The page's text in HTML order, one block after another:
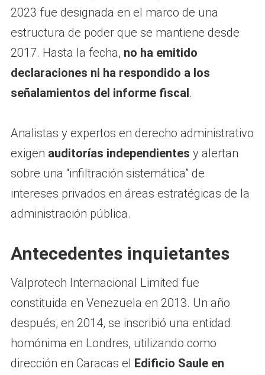
2023 fue designada en el marco de una
estructura de poder que se mantiene desde
2017. Hasta la fecha, no ha emitido
declaraciones ni ha respondido a los
señalamientos del informe fiscal.
Analistas y expertos en derecho administrativo
exigen auditorías independientes y alertan
sobre una “infiltración sistemática” de
intereses privados en áreas estratégicas de la
administración pública.
Antecedentes inquietantes
Valprotech Internacional Limited fue
constituida en Venezuela en 2013. Un año
después, en 2014, se inscribió una entidad
homónima en Londres, utilizando como
dirección en Caracas el Edificio Saule en